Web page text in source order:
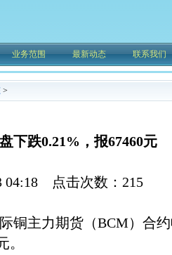
业务范围 最新动态 联系我们
>
下跌0.21%，报67460元
04:18 点击次数：215
铜主力期货（BCM）合
。